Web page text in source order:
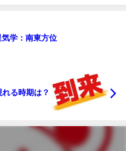
気学：南東方位
る時期は？